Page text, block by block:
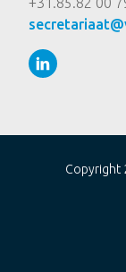
Copyright